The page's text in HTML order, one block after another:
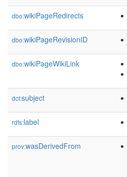
dbo:wikiPageRedirects
dbo:wikiPageRevisionID
dbo:wikiPageWikiLink
dct:subject
rdfs:label
prov:wasDerivedFrom